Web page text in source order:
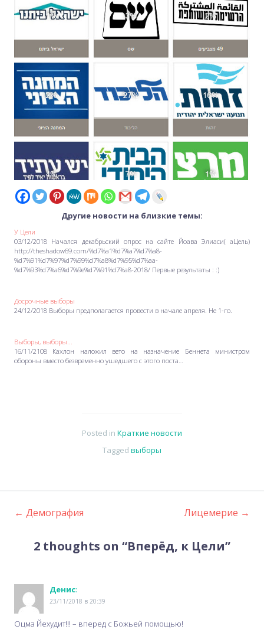
Другие новости на близкие темы:
У Цели
03/12/2018 Начался декабрьский опрос на сайте Йоава Элиаси( аЦель)
http://theshadow69.com/%d7%a1%d7%a7%d7%a8-
%d7%91%d7%97%d7%99%d7%a8%d7%95%d7%aa-
%d7%93%d7%a6%d7%9e%d7%91%d7%a8-2018/ Первые результаты : :)
Досрочные выборы
24/12/2018 Выборы предполагается провести в начале апреля. Не 1-го.
Выборы, выборы...
16/11/2108 Кахлон наложил вето на назначение Беннета министром
обороны вместо безвременно ушедшего с этого поста…
Posted in Краткие новости
Tagged выборы
Post
navigation
← Демография Лицемерие →
2 thoughts on “Вперёд, к Цели”
Денис:
23/11/2018 в 20:39
Оцма Йехудит!!! – вперед с Божьей помощью!